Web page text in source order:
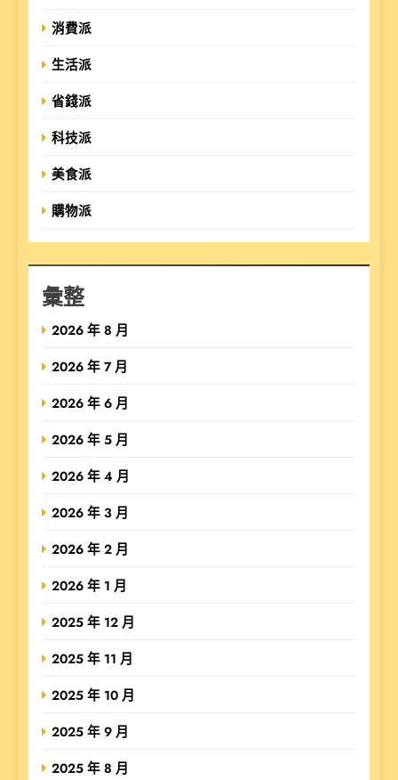
消費派
生活派
省錢派
科技派
美食派
購物派
彙整
2026 年 8 月
2026 年 7 月
2026 年 6 月
2026 年 5 月
2026 年 4 月
2026 年 3 月
2026 年 2 月
2026 年 1 月
2025 年 12 月
2025 年 11 月
2025 年 10 月
2025 年 9 月
2025 年 8 月